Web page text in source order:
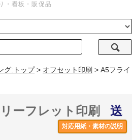
・看板・販促品
グ:トップ> オフセット印刷 > A5フライ
ーフレット印刷
送
対応用紙・素材の説明